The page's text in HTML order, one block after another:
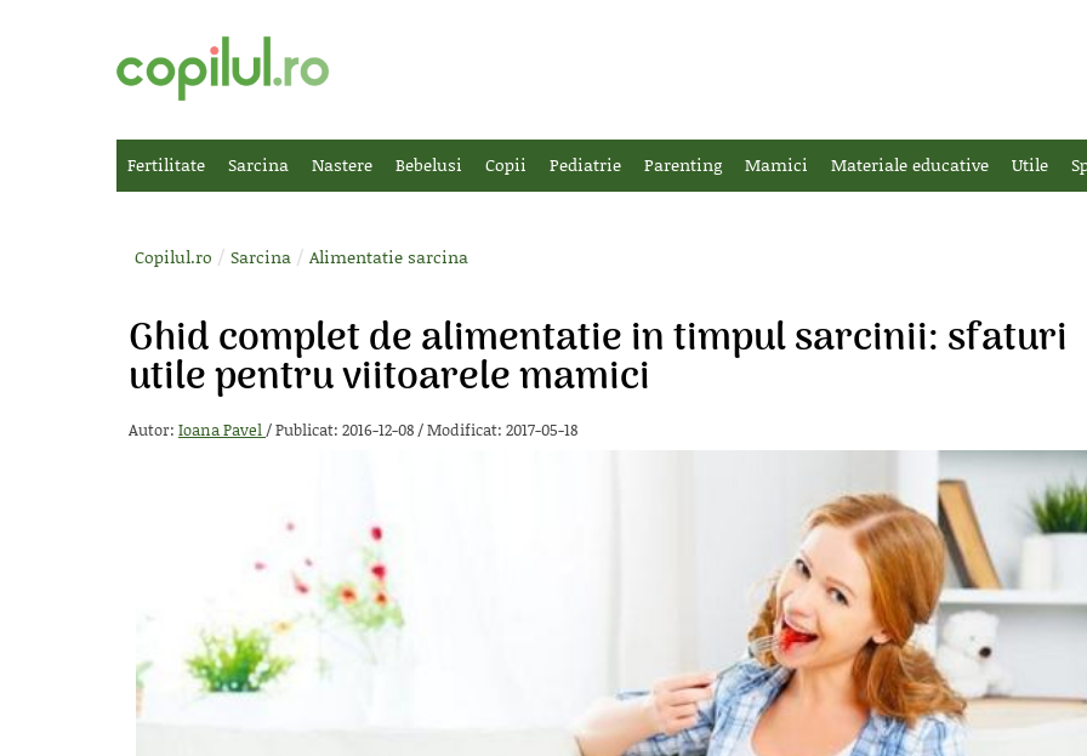
Fertilitate Sarcina Nastere Bebelusi Copii Pediatrie Parenting Mamici Materiale educative Utile
Copilul.ro / Sarcina / Alimentatie sarcina
Ghid complet de alimentatie in timpul sarcinii: sfaturi
utile pentru viitoarele mamici
Autor: Ioana Pavel/Publicat: 2016-12-08/Modificat: 2017-05-18